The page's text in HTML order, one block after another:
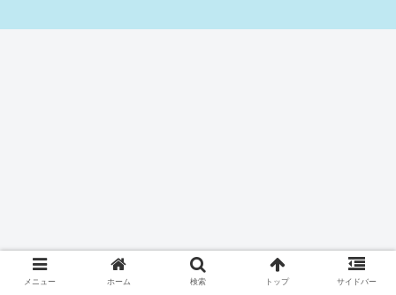
メニュー ホーム 検索 トップ サイドバー